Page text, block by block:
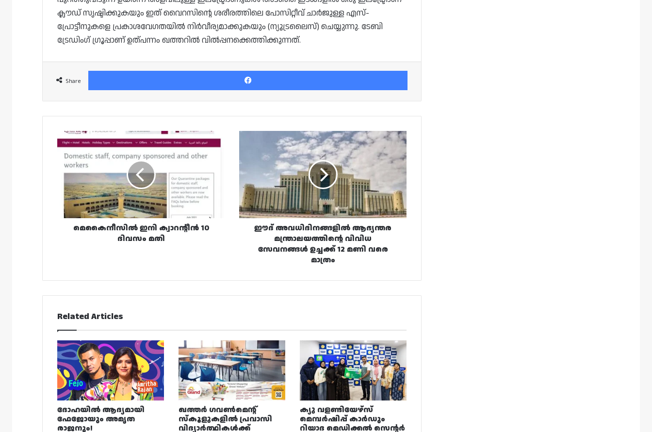
ക്ലൗഡ് സൃഷ്ടിക്കുകയും ഇത് വൈറസിന്റെ ശരീരത്തിലെ പോസിറ്റീവ് ചാർജുള്ള എസ്-
പ്രോട്ടീനുകളെ പ്രകാശവേഗതയിൽ നിർവീര്യമാക്കുകയും (ന്യൂട്രലൈസ്) ചെയ്യുന്നു. ടേബി
ട്രേഡിംഗ് ഗ്രൂപ്പാണ് ഉത്പന്നം ഖത്തറിൽ വിൽപ്പനക്കെത്തിക്കുന്നത്.
Share
Facebook
മെകൈനീസിൽ
ഇനി
ക്വാറന്റീൻ
ദിവസം
മതി
മെകൈനീസിൽ ഇനി ക്വാറന്റീൻ 10
ദിവസം മതി
അവധിദിനങ്ങളിൽ
ആഭ്യന്തര
മന്ത്രാലയത്തിന്റെ
വിവിധ
സേവനങ്ങൾ
ഉച്ചക്ക്
12
മണി
ഈദ് അവധിദിനങ്ങളിൽ ആഭ്യന്തര
മന്ത്രാലയത്തിന്റെ വിവിധ
സേവനങ്ങൾ ഉച്ചക്ക് 12 മണി വരെ
മാത്രം
Related Articles
ദോഹയിൽ ആദ്യമായി
ഫേജോയും അമൃത
രാജനും!
ഖത്തർ ഗവൺമെന്റ്
സ്കൂളുകളിൽ പ്രവാസി
വിദ്യാർത്ഥികൾക്ക്
ക്യു വളണ്ടിയേഴ്‌സ്
മെമ്പർഷിപ്പ് കാർഡും
റിയാദ മെഡിക്കൽ സെന്റർ